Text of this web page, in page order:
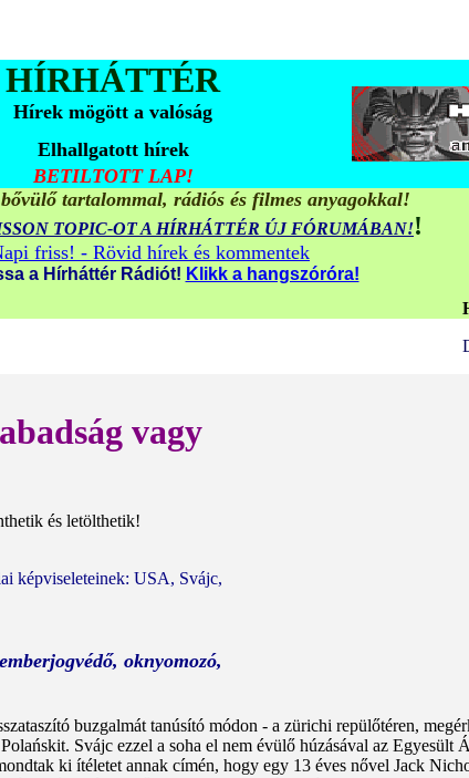
HÍRHÁTTÉR
Hírek mögött a valóság
Elhallgatott hírek
BETILTOTT LAP!
tartalommal, rádiós és filmes anyagokkal!
TOPIC-OT A HÍRHÁTTÉR ÚJ FÓRUMÁBAN!!
friss! - Rövid hírek és kommentek
a Hírháttér Rádiót! Klikk a hangszóróra!
vagy
és letölthetik!
képviseleteinek: USA, Svájc,
oknyomozó,
buzgalmát tanúsító módon - a zürichi repülőtéren,
Svájc ezzel a soha el nem évülő húzásával az Egyesült
ki ítéletet annak címén, hogy egy 13 éves nővel Jack